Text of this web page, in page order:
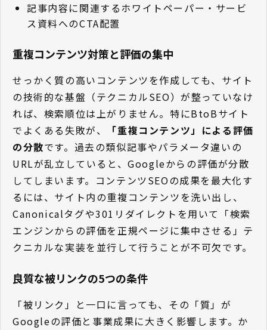
記事内容に関連するホワイトペーパー・サービ
ス資料へのCTA配置
重複コンテンツ対策と評価の集中
せっかく質の高いコンテンツを作成しても、サイト
の技術的な基盤（テクニカルSEO）が整っていなけ
れば、検索順位は上がりません。特にBtoBサイト
でよくある失敗が、
「重複コンテンツ」による評価
の分散です。過去の類似記事やパラメータ違いの
URLが乱立していると、Googleからの評価が分散
してしまいます。コンテンツSEOの成果を最大化す
るには、サイト内の重複コンテンツを洗い出し、
Canonicalタグや301リダイレクトを用いて「検索
エンジンからの評価を正規ページに集中させる」テ
クニカルな実装を並行して行うことが不可欠です。
良質な被リンクの5つの条件
「被リンク」と一口に言っても、その「質」が
Googleの評価と事業成果に大きく影響します。か